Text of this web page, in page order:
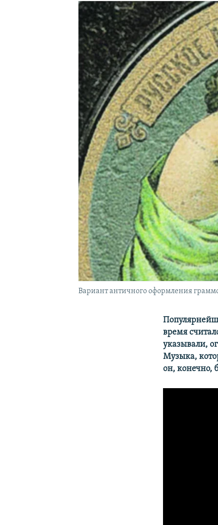
ПОДПИШИТЕСЬ НА РАССЫЛКУ
Вариант античного оформления
время
указывали,
Музыка,
он, конечно,